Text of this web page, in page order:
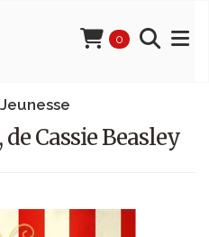
0
Cassie Beasley